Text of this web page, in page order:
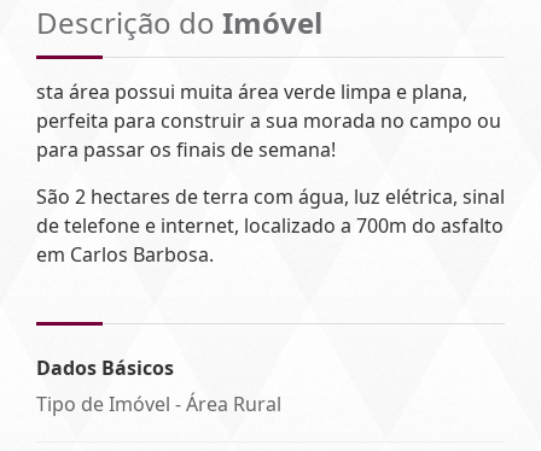
Descrição do Imóvel
sta área possui muita área verde limpa e plana,
perfeita para construir a sua morada no campo ou
para passar os finais de semana!
São 2 hectares de terra com água, luz elétrica, sinal
de telefone e internet, localizado a 700m do asfalto
em Carlos Barbosa.
Dados Básicos
Tipo de Imóvel - Área Rural